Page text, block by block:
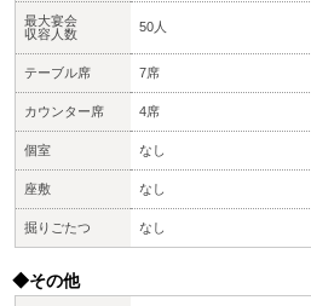
最大宴会
収容人数
50人
テーブル席 7席
カウンター席 4席
個室 なし
座敷 なし
掘りごたつ なし
◆その他